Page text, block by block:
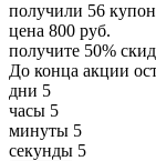
получили 56
цена 800 руб.
получите 50%
До конца акции
дни 5
часы 5
минуты 5
секунды 5